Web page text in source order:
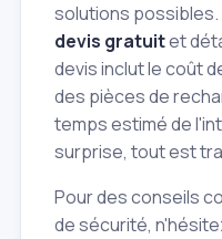
solutions possibles.
devis gratuitet
devis inclut le coût
des pièces de
temps estimé de
surprise, tout est
Pour des conseils
de sécurité,